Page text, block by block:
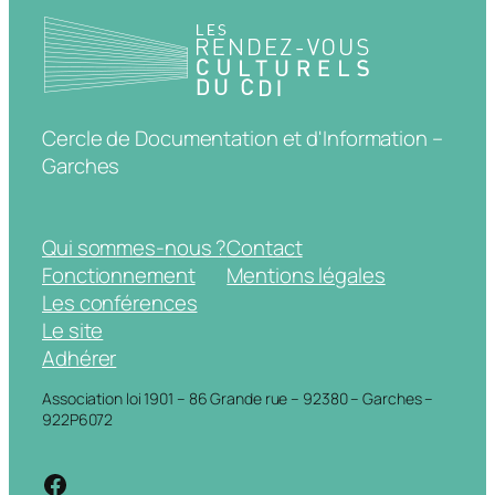
Cercle de Documentation et d'Information –
Garches
Qui sommes-nous ?
Fonctionnement
Les conférences
Le site
Adhérer
Contact
Mentions légales
Association loi 1901 – 86 Grande rue – 92380 – Garches –
922P6072
https://www.facebook.com/